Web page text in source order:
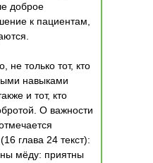
доброе
к пациентам,
не только тот, кто
навыками
и тот, кто
О важности
глава 24 текст):
мёду: приятны